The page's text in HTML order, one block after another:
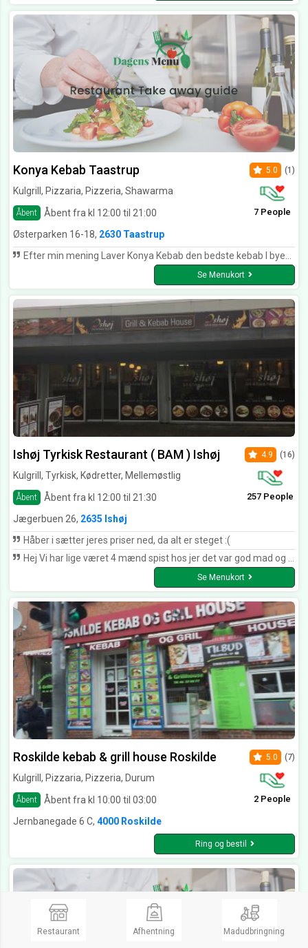
Konya Kebab Taastrup
Kulgrill, Pizzaria, Pizzeria, Shawarma
Åbent Åbent fra kl 12:00 til 21:00
5.0 (1)
7 People
Østerparken 16-18, 2630 Taastrup
Efter min mening Laver Konya Kebab den bedste kebab I byen. De er altid venlig når man ringer og bestiller. Fem stjerner fra mig.
Se Menukort
Ishøj Tyrkisk Restaurant ( BAM ) Ishøj
Kulgrill, Tyrkisk, Kødretter, Mellemøstlig
Åbent Åbent fra kl 12:00 til 21:30
4.9 (16)
257 People
Jægerbuen 26, 2635 Ishøj
Håber i sætter jeres priser ned, da alt er steget :(
Hej Vi har lige været 4 mænd spist hos jer det var god mad og lækkert og vi har bedt om to kabab minus ris (kun ris)men når jeg kom hjem og open det der var en overraske fordi der var kun to hell kabab plus to små stykke i ikke noget andan som homos elle jajek eller brød Jeg sende billede med så kan kan i se hvordan så ud Men alligevel jeg tror det var en fejle Mvh Jamal
Se Menukort
Roskilde kebab & grill house Roskilde
Kulgrill, Pizzaria, Pizzeria, Durum
Åbent Åbent fra kl 10:00 til 03:00
5.0 (7)
2 People
Jernbanegade 6 C, 4000 Roskilde
Ring og bestil
Restaurant Afhentning Madudbringning